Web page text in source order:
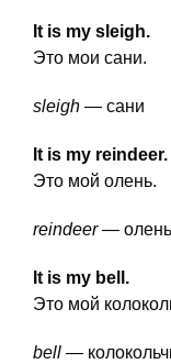
It is my sleigh.
Это мои сани.
sleigh — сани
It is my reindeer.
Это мой олень.
reindeer— олень
It is my bell.
Это мой
bell —